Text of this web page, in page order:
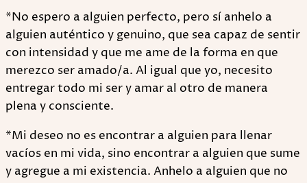
*No espero a alguien perfecto, pero sí anhelo a
alguien auténtico y genuino, que sea capaz de sentir
con intensidad y que me ame de la forma en que
merezco ser amado/a. Al igual que yo, necesito
entregar todo mi ser y amar al otro de manera
plena y consciente.
*Mi deseo no es encontrar a alguien para llenar
vacíos en mi vida, sino encontrar a alguien que sume
y agregue a mi existencia. Anhelo a alguien que no